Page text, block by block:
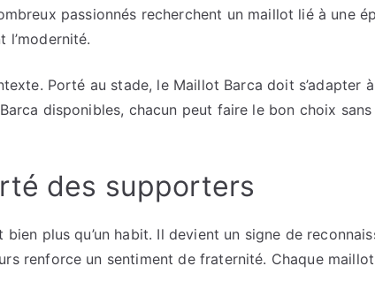
passionnés recherchent un maillot lié à une
l’modernité.
Porté au stade, le Maillot Barca doit s’adapter
disponibles, chacun peut faire le bon choix sans
des supporters
plus qu’un habit. Il devient un signe de
renforce un sentiment de fraternité. Chaque maillot